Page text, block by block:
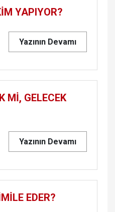
YAPIYOR?
Yazının Devamı
Mİ, GELECEK
Yazının Devamı
EDER?